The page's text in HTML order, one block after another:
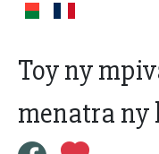
Toy ny
menatra ny